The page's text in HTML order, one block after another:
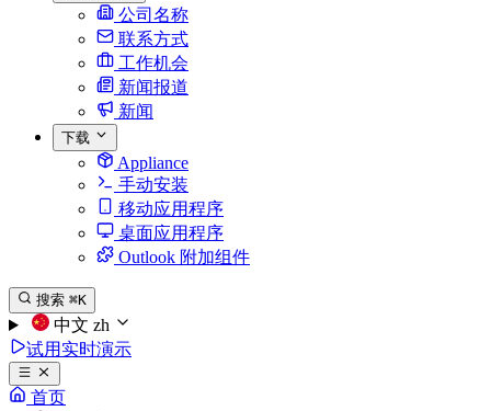
公司名称
联系方式
工作机会
新闻报道
新闻
下载
Appliance
手动安装
移动应用程序
桌面应用程序
Outlook 附加组件
搜索 ⌘K
中文 zh
试用实时演示
首页